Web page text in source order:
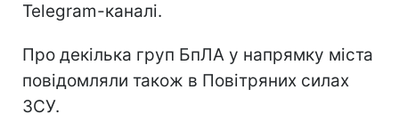
Telegram-каналі.
Про декілька груп БпЛА у напрямку міста
повідомляли також в Повітряних силах
ЗСУ.